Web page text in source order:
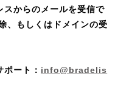
スからのメールを受信で
、もしくはドメインの受
ート： info@bradelis